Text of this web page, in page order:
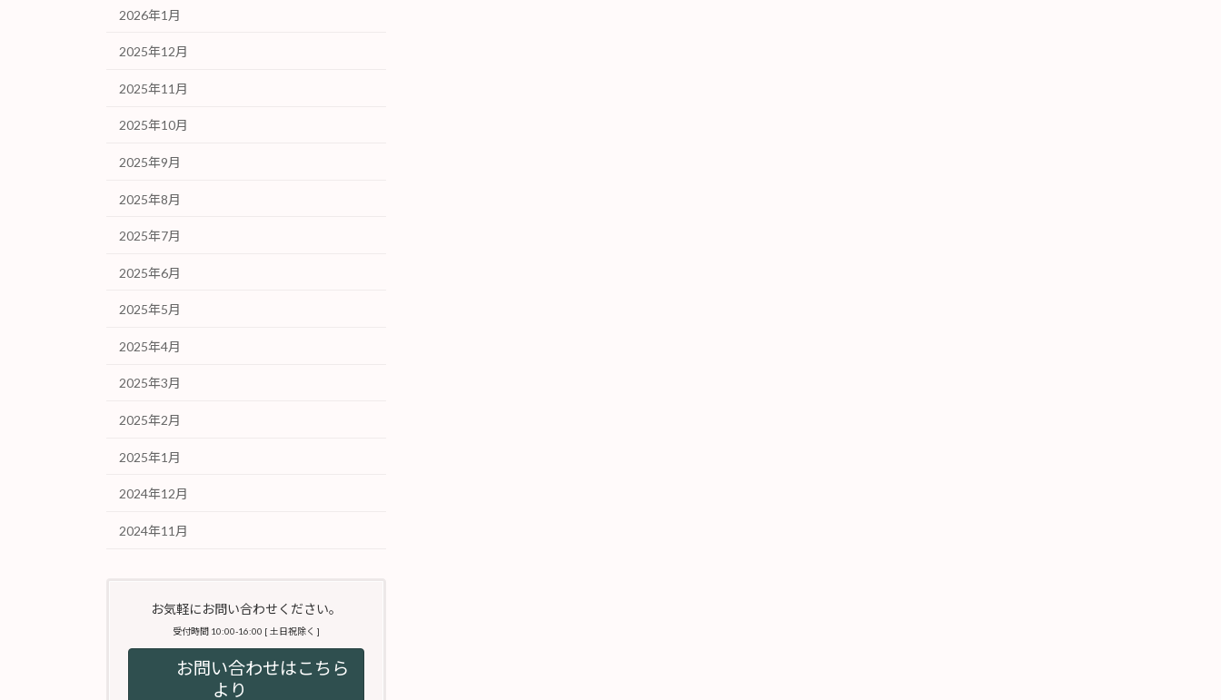
2026年1月
2025年12月
2025年11月
2025年10月
2025年9月
2025年8月
2025年7月
2025年6月
2025年5月
2025年4月
2025年3月
2025年2月
2025年1月
2024年12月
2024年11月
お気軽にお問い合わせください。
受付時間 10:00-16:00 [ 土日祝除く ]
お問い合わせはこちら
より